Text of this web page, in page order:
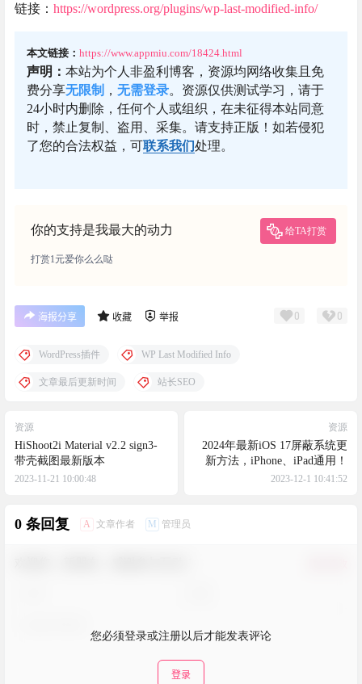
链接： https://wordpress.org/plugins/wp-last-modified-info/
本文链接： https://www.appmiu.com/18424.html
声明： 本站为个人非盈利博客，资源均网络收集且免
费分享无限制 ， 无需登录。资源仅供测试学习，请于
24小时内删除，任何个人或组织，在未征得本站同意
时，禁止复制、盗用、采集。请支持正版！如若侵犯
了您的合法权益，可联系我们处理。
你的支持是我最大的动力 给TA打赏
打赏1元爱你么么哒
海报分享 收藏 举报 0 0
WordPress插件 WP Last Modified Info
文章最后更新时间 站长SEO
资源
HiShoot2i Material v2.2 sign3-
带壳截图最新版本
2023-11-21 10:00:48
资源
2024年最新iOS 17屏蔽系统更
新方法，iPhone、iPad通用！
2023-12-1 10:41:52
0 条回复 A 文章作者 M 管理员
您必须登录或注册以后才能发表评论
登录